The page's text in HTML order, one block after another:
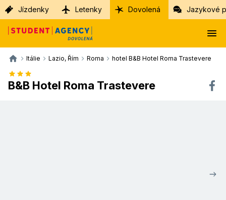
Jízdenky Letenky Dovolená Jazykové
Itálie Lazio, Řím Roma hotel B&B Hotel Roma Trastevere
B&B Hotel Roma Trastevere